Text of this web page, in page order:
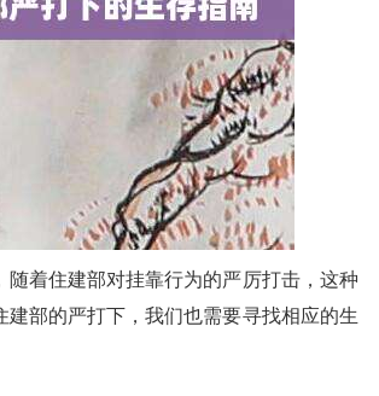
着住建部对挂靠行为的严厉打击，这种
部的严打下，我们也需要寻找相应的生